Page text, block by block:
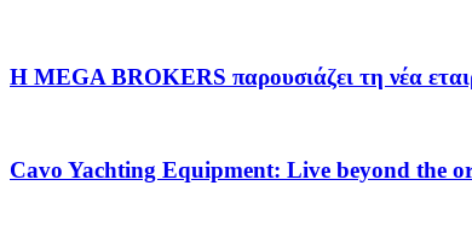
Η MEGA BROKERS παρουσιάζει τη νέα
Cavo Yachting Equipment: Live beyond the